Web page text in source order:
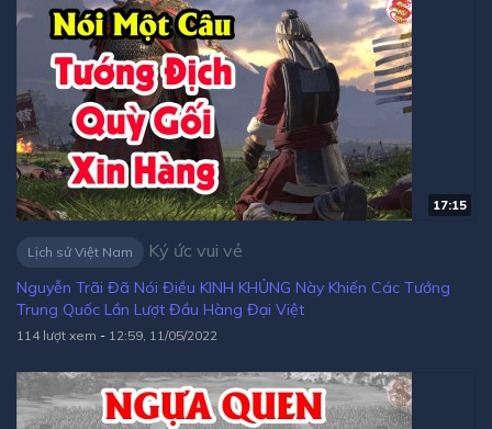
17:15
Lịch sử Việt Nam Ký ức vui vẻ
Nguyễn Trãi Đã Nói Điều KINH KHỦNG Này Khiến Các Tướng
Trung Quốc Lần Lượt Đầu Hàng Đại Việt
114 lượt xem - 12:59, 11/05/2022